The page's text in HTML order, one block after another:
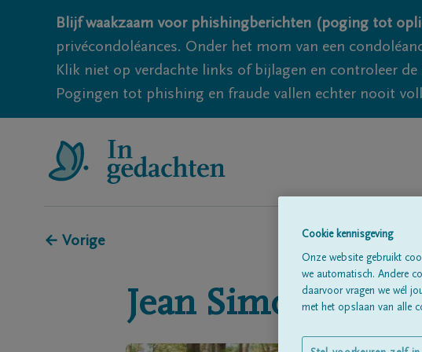
Blijf waakzaam voor phishingberichten (poging tot
privécondoléances. Onder het mom van een
Klik niet op verdachte links of bijlagen en controleer
Pogingen tot phishing en fraude vallen echter nooit
← Vorige
Jean Simons
Cookie kennisgeving
Onze website gebruikt
we automatisch. Andere
daarvoor vragen we wél
met het opslaan van alle